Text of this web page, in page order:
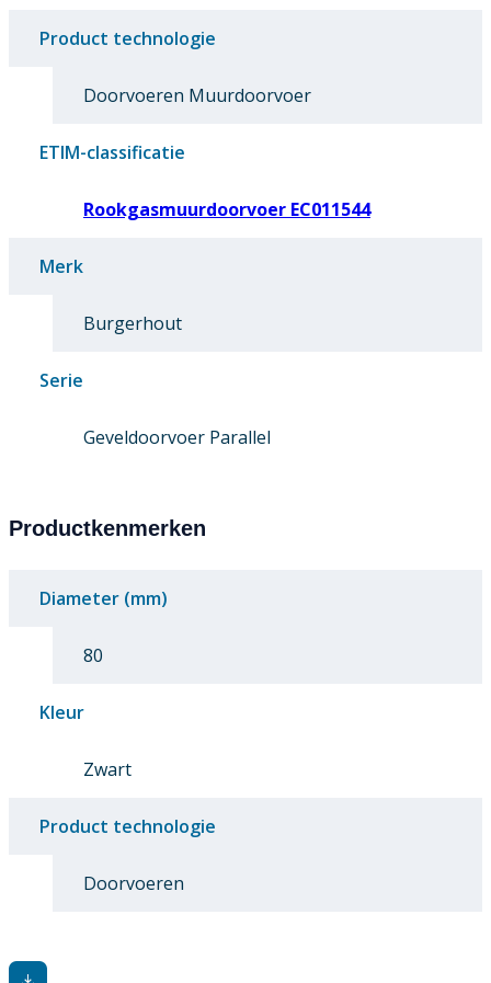
Product technologie
Doorvoeren Muurdoorvoer
ETIM-classificatie
Rookgasmuurdoorvoer EC011544
Merk
Burgerhout
Serie
Geveldoorvoer Parallel
Productkenmerken
Diameter (mm)
80
Kleur
Zwart
Product technologie
Doorvoeren